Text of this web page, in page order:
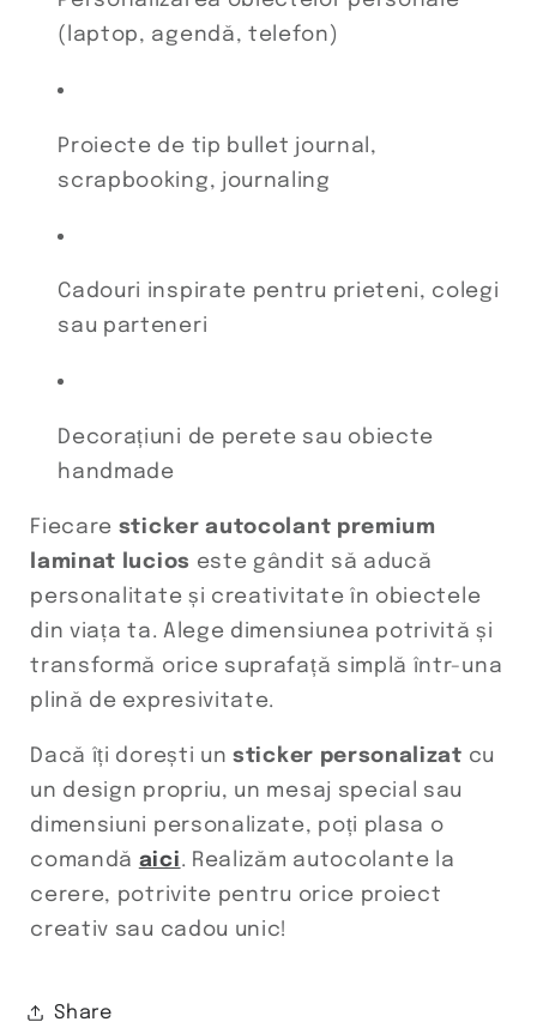
(laptop, agendă, telefon)
Proiecte de tip bullet journal,
scrapbooking, journaling
Cadouri inspirate pentru prieteni, colegi
sau parteneri
Decorațiuni de perete sau obiecte
handmade
Fiecare sticker autocolant premium
laminat lucios este gândit să aducă
personalitate și creativitate în obiectele
din viața ta. Alege dimensiunea potrivită și
transformă orice suprafață simplă într-una
plină de expresivitate.
Dacă îți dorești unsticker personalizat cu
un design propriu, un mesaj special sau
dimensiuni personalizate, poți plasa o
comandă aici. Realizăm autocolante la
cerere, potrivite pentru orice proiect
creativ sau cadou unic!
Share